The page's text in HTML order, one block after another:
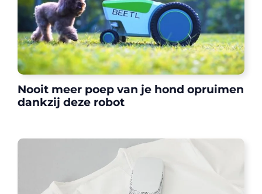
Nooit meer poep van je hond opruimen
dankzij deze robot